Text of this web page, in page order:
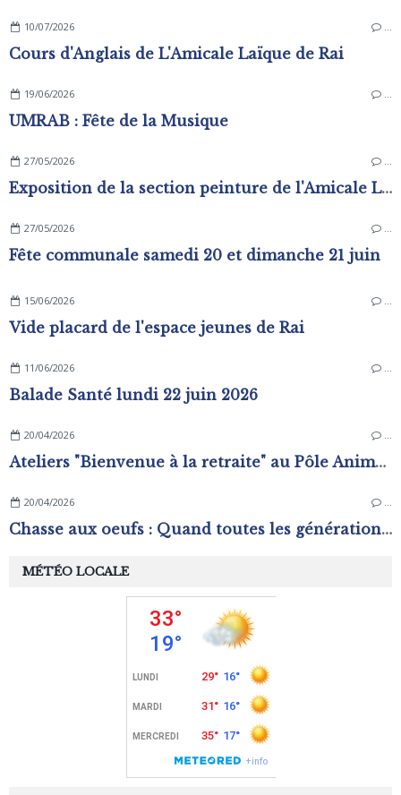
10/07/2026 …
Cours d'Anglais de L'Amicale Laïque de Rai
19/06/2026 …
UMRAB : Fête de la Musique
27/05/2026 …
Exposition de la section peinture de l'Amicale Laïque
27/05/2026 …
Fête communale samedi 20 et dimanche 21 juin
15/06/2026 …
Vide placard de l'espace jeunes de Rai
11/06/2026 …
Balade Santé lundi 22 juin 2026
20/04/2026 …
Ateliers "Bienvenue à la retraite" au Pôle Animation Pierre Sévin
20/04/2026 …
Chasse aux oeufs : Quand toutes les générations s'amusent !
MÉTÉO LOCALE